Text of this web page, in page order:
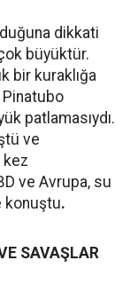
dikkati
büyüktür.
bir kuraklığa
Pinatubo
patlamasıydı.
ve
kez
ve Avrupa, su
konuştu.
SAVAŞLAR